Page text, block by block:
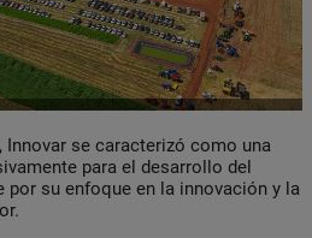
Innovar se caracterizó como una
para el desarrollo del
por su enfoque en la innovación y la